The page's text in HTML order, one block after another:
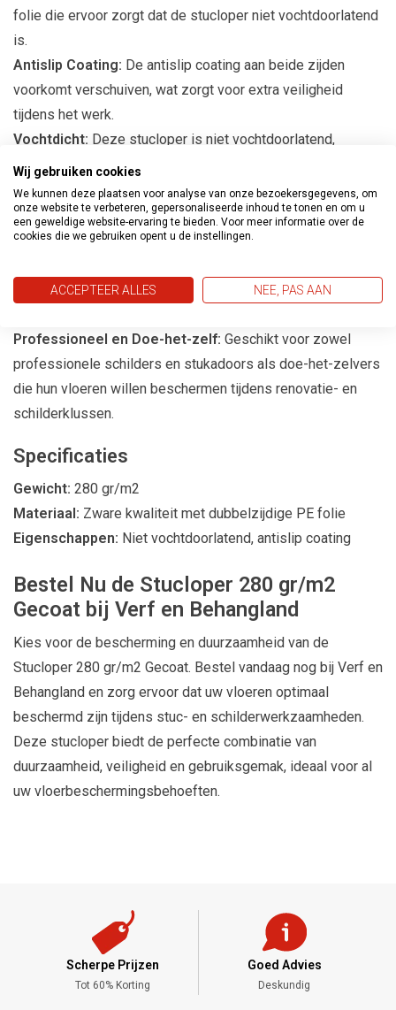
folie die ervoor zorgt dat de stucloper niet vochtdoorlatend
is.
Antislip Coating: De antislip coating aan beide zijden
voorkomt verschuiven, wat zorgt voor extra veiligheid
tijdens het werk.
Vochtdicht: Deze stucloper is niet vochtdoorlatend,
waardoor uw vloeren beschermd blijven tegen vocht en
morsen.
Toepassingen
tijdens stuc- en schilderwerkzaamheden, waardoor uw
Professioneel en Doe-het-zelf: Geschikt voor zowel
professionele schilders en stukadoors als doe-het-zelvers
die hun vloeren willen beschermen tijdens renovatie- en
schilderklussen.
Specificaties
Gewicht: 280 gr/m2
Materiaal: Zware kwaliteit met dubbelzijdige PE folie
Eigenschappen: Niet vochtdoorlatend, antislip coating
Bestel Nu de Stucloper 280 gr/m2
Gecoat bij Verf en Behangland
Kies voor de bescherming en duurzaamheid van de
Stucloper 280 gr/m2 Gecoat. Bestel vandaag nog bij Verf en
Behangland en zorg ervoor dat uw vloeren optimaal
beschermd zijn tijdens stuc- en schilderwerkzaamheden.
Deze stucloper biedt de perfecte combinatie van
duurzaamheid, veiligheid en gebruiksgemak, ideaal voor al
uw vloerbeschermingsbehoeften.
Scherpe Prijzen
Tot 60% Korting
Goed Advies
Deskundig
Wij gebruiken cookies
We kunnen deze plaatsen voor analyse van onze bezoekersgegevens, om
onze website te verbeteren, gepersonaliseerde inhoud te tonen en om u
een geweldige website-ervaring te bieden. Voor meer informatie over de
cookies die we gebruiken opent u de instellingen.
ACCEPTEER ALLES NEE, PAS AAN